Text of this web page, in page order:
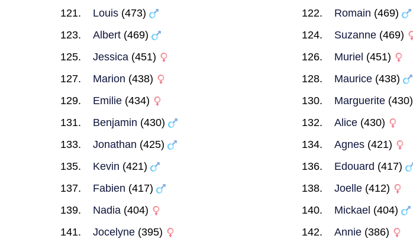
Louis (473) Romain (469)
Albert (469) Suzanne(469)
Jessica (451) Muriel (451)
Marion (438) Maurice(438)
Emilie (434) Marguerite(430)
Benjamin (430) Alice(430)
Jonathan (425) Agnes(421)
Kevin (421) Edouard (417)
Fabien (417) Joelle(412)
Nadia (404) Mickael (404)
Jocelyne (395) Annie(386)